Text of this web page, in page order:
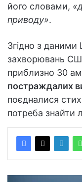
його словами,
приводу».
Згідно з
захворювань
приблизно 30
постраждалих
поєдналися
потреба знайти